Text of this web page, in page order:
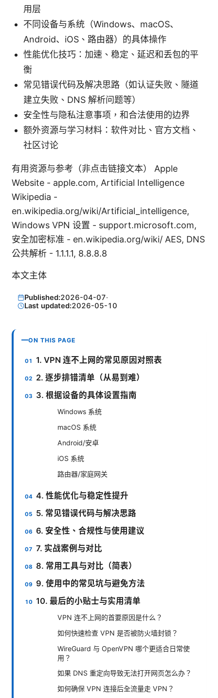
用层
不同设备与系统（Windows、macOS、
Android、iOS、路由器）的具体操作
性能优化技巧：加速、稳定、延迟和丢包的平
衡
常见错误代码及解决思路（如认证失败、隧道
建立失败、DNS 解析问题等）
安全性与隐私注意事项，和合法使用的边界
额外资源与学习材料：软件对比、官方文档、
社区讨论
有用资源与参考（非点击链接文本） Apple
Website - apple.com, Artificial Intelligence
Wikipedia -
en.wikipedia.org/wiki/Artificial_intelligence,
Windows VPN 设置 - support.microsoft.com,
安全加密标准 - en.wikipedia.org/wiki/ AES, DNS
公共解析 - 1.1.1.1, 8.8.8.8
本文主体
Published:2026-04-07·
Last updated:2026-05-10
ON THIS PAGE
1. VPN 连不上网的常见原因对照表
2. 逐步排错清单（从易到难）
3. 根据设备的具体设置指南
Windows 系统
macOS 系统
Android/安卓
iOS 系统
路由器/家庭网关
4. 性能优化与稳定性提升
5. 常见错误代码与解决思路
6. 安全性、合规性与使用建议
7. 实战案例与对比
8. 常用工具与对比（简表）
9. 使用中的常见坑与避免方法
10. 最后的小贴士与实用清单
VPN 连不上网的首要原因是什么？
如何快速检查 VPN 是否被防火墙封锁？
WireGuard 与 OpenVPN 哪个更适合日常使
用？
如果 DNS 重定向导致无法打开网页怎么办？
如何确保 VPN 连接后全流量走 VPN？